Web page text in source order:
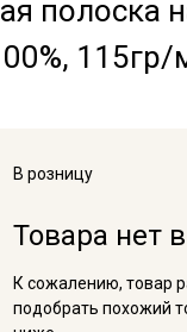
полоска
115гр/
В розницу
Товара нет
К сожалению, товар
подобрать похожий